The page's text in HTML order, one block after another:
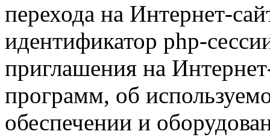
перехода на Интернет-
идентификатор php-
приглашения на
программ, об
обеспечении и